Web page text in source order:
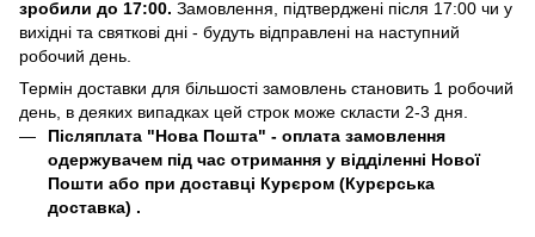
зробили до 17:00. Замовлення, підтверджені після 17:00 чи у
вихідні та святкові дні - будуть відправлені на наступний
робочий день.
Термін доставки для більшості замовлень становить 1 робочий
день, в деяких випадках цей строк може скласти 2-3 дня.
Післяплата "Нова Пошта" - оплата замовлення
одержувачем під час отримання у відділенні Нової
Пошти або при доставці Курєром (Курєрська
доставка) .